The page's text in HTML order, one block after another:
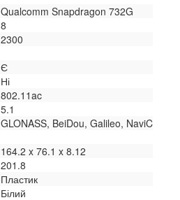
Qualcomm Snapdragon 732G
8
2300
Є
Ні
802.11ac
5.1
GLONASS, BeiDou, Galileo, NaviC
164.2 x 76.1 x 8.12
201.8
Пластик
Білий